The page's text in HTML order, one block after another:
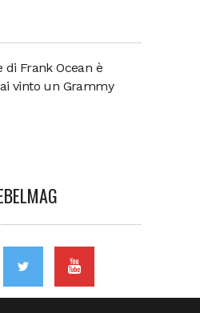
di Frank Ocean è
vinto un Grammy